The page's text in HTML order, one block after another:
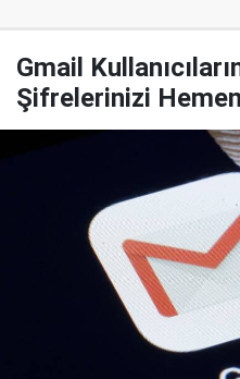
Gmail
Şifrelerinizi